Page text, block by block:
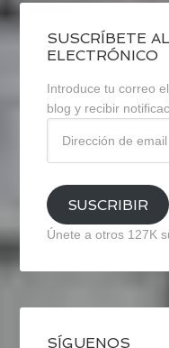
SUSCRÍBETE
ELECTRÓNICO
Introduce tu correo
blog y recibir
email
SUSCRIBIR
Únete a otros 127K
SÍGUENOS